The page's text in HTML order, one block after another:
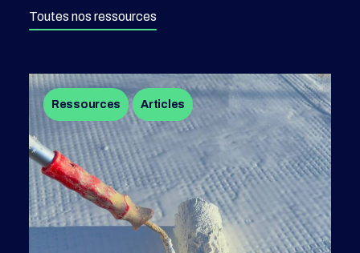
Toutes nos ressources
Ressources Articles